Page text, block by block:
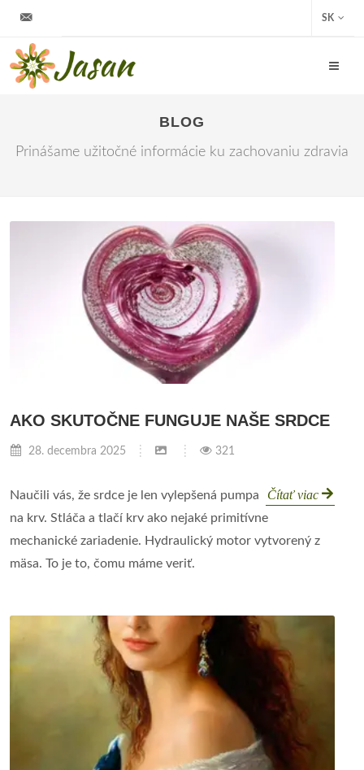
SK
BLOG
Prinášame užitočné informácie ku zachovaniu zdravia
AKO SKUTOČNE FUNGUJE NAŠE SRDCE
28. decembra 2025 321
Čítať viac
Naučili vás, že srdce je len vylepšená pumpa
na krv. Stláča a tlačí krv ako nejaké primitívne
mechanické zariadenie. Hydraulický motor vytvorený z
mäsa. To je to, čomu máme veriť.